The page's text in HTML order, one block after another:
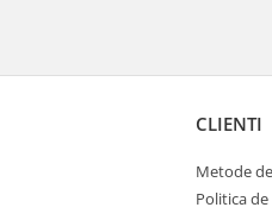
CLIENTI
Metode
Politica